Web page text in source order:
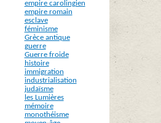
empire carolingien
empire romain
esclave
féminisme
Grèce antique
guerre
Guerre froide
histoire
immigration
industrialisation
judaïsme
les Lumières
mémoire
monothéisme